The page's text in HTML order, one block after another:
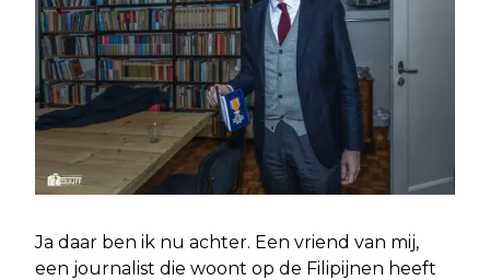
Ja daar ben ik nu achter. Een vriend van mij,
een journalist die woont op de Filipijnen heeft